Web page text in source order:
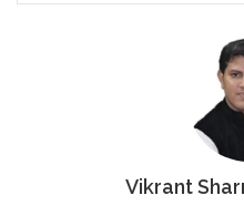
Vikrant